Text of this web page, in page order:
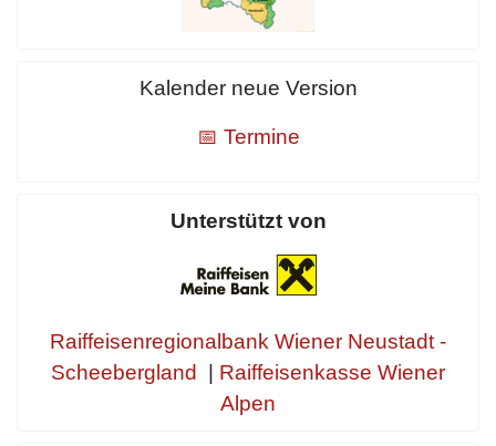
Kalender neue Version
📅 Termine
Unterstützt von
Raiffeisenregionalbank Wiener Neustadt -
Scheebergland | Raiffeisenkasse Wiener
Alpen